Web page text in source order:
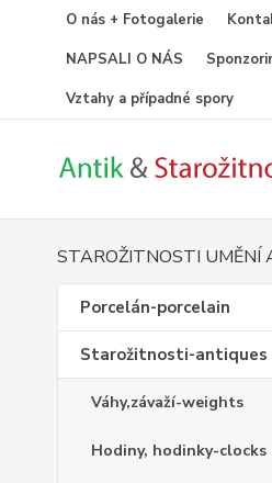
O nás + Fotogalerie
NAPSALI O NÁS
Vztahy a případné spory
STAROŽITNOSTI UMĚNÍ
Porcelán-porcelain
Starožitnosti-antiques
Váhy,závaží-weights
Hodiny, hodinky-clocks